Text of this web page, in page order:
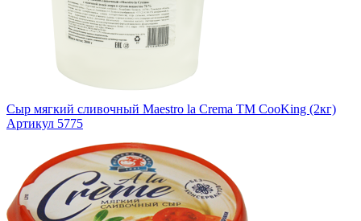
Сыр мягкий сливочный Maestro la Crema ТМ CooKing (2кг)
Артикул 5775